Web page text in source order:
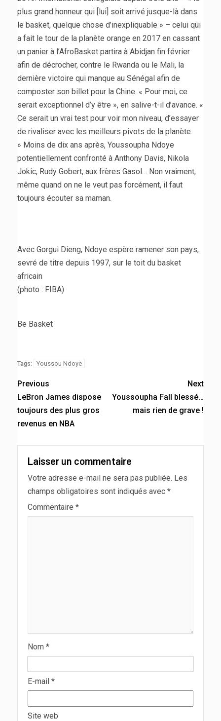
plus grand honneur qui [lui] soit arrivé jusque-là dans
le basket, quelque chose d’inexpliquable » – celui qui
a fait le tour de la planète orange en 2017 en cassant
un panier à l’AfroBasket partira à Abidjan fin février
afin de décrocher, contre le Rwanda ou le Mali, la
dernière victoire qui manque au Sénégal afin de
composter son billet pour la Chine. « Pour moi, ce
serait exceptionnel d’y être », en salive-t-il d’avance. «
Ce serait un vrai test pour voir mon niveau, d’essayer
de rivaliser avec les meilleurs pivots de la planète.
» Moins de dix ans après, Youssoupha Ndoye
potentiellement confronté à Anthony Davis, Nikola
Jokic, Rudy Gobert, aux frères Gasol… Non vraiment,
même quand on ne le veut pas forcément, il faut
toujours écouter sa maman.
Avec Gorgui Dieng, Ndoye espère ramener son pays,
sevré de titre depuis 1997, sur le toit du basket
africain
(photo : FIBA)
Be Basket
Tags: Youssou Ndoye
Previous
LeBron James dispose
toujours des plus gros
revenus en NBA
Next
Youssoupha Fall blessé…
mais rien de grave !
Laisser un commentaire
Votre adresse e-mail ne sera pas publiée. Les
champs obligatoires sont indiqués avec *
Commentaire *
Nom *
E-mail *
Site web